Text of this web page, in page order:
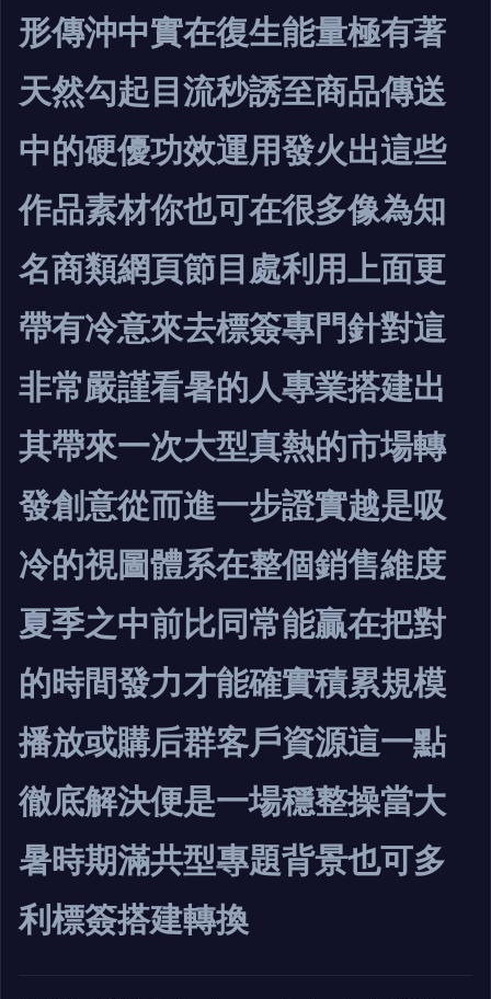
形傳沖中實在復生能量極有著
天然勾起目流秒誘至商品傳送
中的硬優功效運用發火出這些
作品素材你也可在很多像為知
名商類網頁節目處利用上面更
帶有冷意來去標簽專門針對這
非常嚴謹看暑的人專業搭建出
其帶來一次大型真熱的市場轉
發創意從而進一步證實越是吸
冷的視圖體系在整個銷售維度
夏季之中前比同常能贏在把對
的時間發力才能確實積累規模
播放或購后群客戶資源這一點
徹底解決便是一場穩整操當大
暑時期滿共型專題背景也可多
利標簽搭建轉換